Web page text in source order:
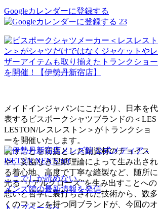
Googleカレンダーに登録する
23
メイドインジャパンにこだわり、日本を代
表するビスポークシャツブランドの＜LES
LESTON/レスレストン＞がトランクショ
ーを開催いたします。
洗うことを前提とした副資材のチョイス
や、妥協なき型紙理論によって生み出され
る着心地、高度で丁寧な縫製など、随所に
光る“リアルクローズ”を生み出すことへの
想いと哲学に裏打ちされた技術から、数多
くのファンを持つ同ブランドが、今回のオ
ここでしか読めない、
メンズ館の最新情報を発信